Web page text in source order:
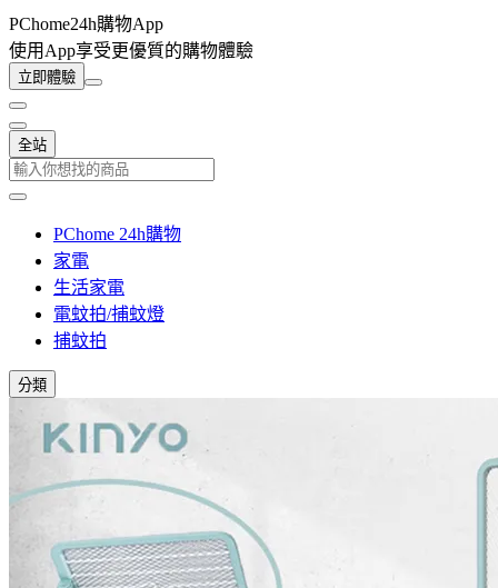
PChome24h購物App
使用App享受更優質的購物體驗
立即體驗
全站
PChome 24h購物
家電
生活家電
電蚊拍/捕蚊燈
捕蚊拍
分類